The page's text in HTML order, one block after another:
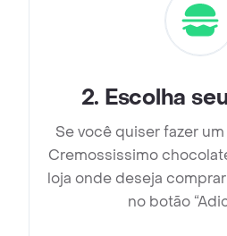
2. Escolha
Se você quiser fazer
Cremossissimo
loja onde deseja
no botão